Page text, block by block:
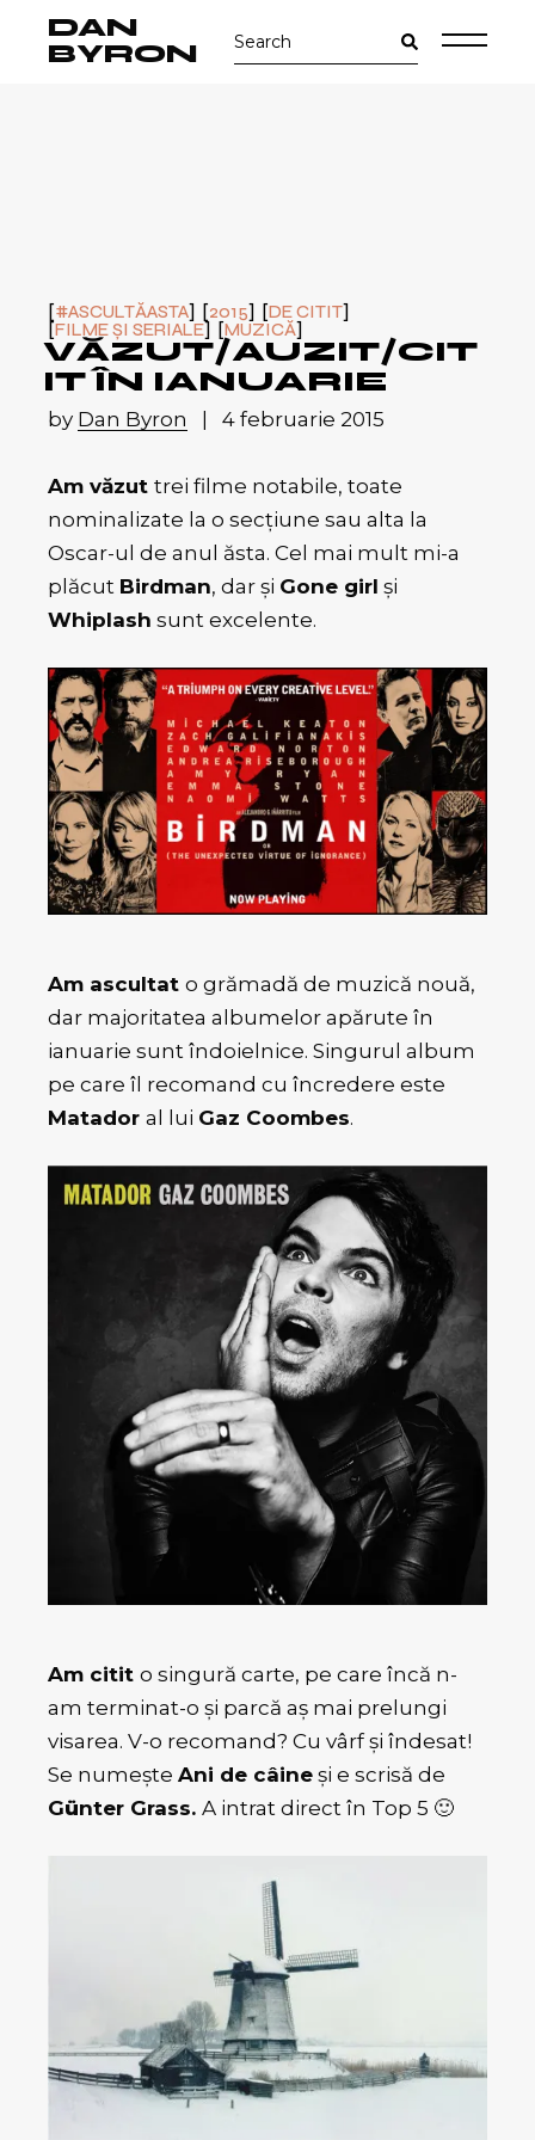
content
DAN
BYRON
for:
#ASCULTĂASTA 2015
DE CITIT
FILME ȘI SERIALE
MUZICĂ
VĂZUT/AUZIT/CIT
IT ÎN IANUARIE
by Dan Byron 4 februarie 2015
Am văzuttrei filme notabile, toate
nominalizate la o secţiune sau alta la
Oscar-ul de anul ăsta. Cel mai mult mi-a
plăcut Birdman, dar şi Gone girl şi
Whiplash sunt excelente.
Am ascultato grămadă de muzică nouă,
dar majoritatea albumelor apărute în
ianuarie sunt îndoielnice. Singurul album
pe care îl recomand cu încredere este
Matadoral lui Gaz Coombes.
Am citito singură carte, pe care încă n-
am terminat-o şi parcă aş mai prelungi
visarea. V-o recomand? Cu vârf şi îndesat!
Se numeşteAni de câine şi e scrisă de
Günter Grass.A intrat direct în Top 5 🙂